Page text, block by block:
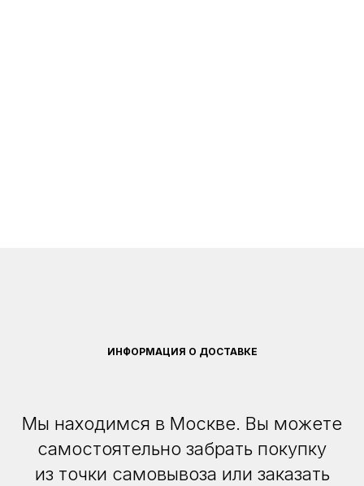
ИНФОРМАЦИЯ О ДОСТАВКЕ
Мы находимся в Москве. Вы можете
самостоятельно забрать покупку
из точки самовывоза или заказать